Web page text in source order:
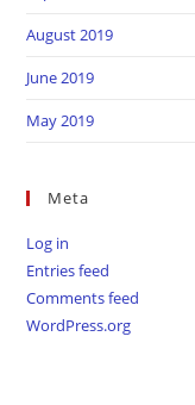
August 2019
June 2019
May 2019
Meta
Log in
Entries feed
Comments feed
WordPress.org